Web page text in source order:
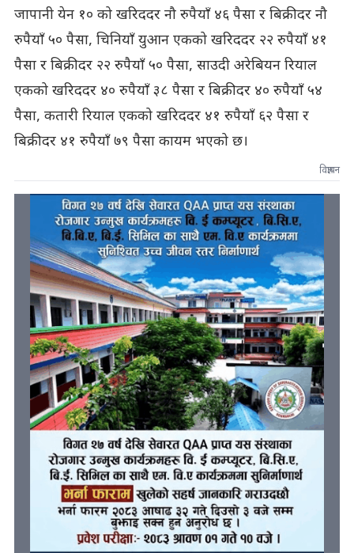
जापानी येन १० को खरिददर नौ रुपैयाँ ४६ पैसा र बिक्रीदर नौ
रुपैयाँ ५० पैसा, चिनियाँ युआन एकको खरिददर २२ रुपैयाँ ४१
पैसा र बिक्रीदर २२ रुपैयाँ ५० पैसा, साउदी अरेबियन रियाल
एकको खरिददर ४० रुपैयाँ ३८ पैसा र बिक्रीदर ४० रुपैयाँ ५४
पैसा, कतारी रियाल एकको खरिददर ४१ रुपैयाँ ६२ पैसा र
बिक्रीदर ४१ रुपैयाँ ७९ पैसा कायम भएको छ।
विज्ञापन